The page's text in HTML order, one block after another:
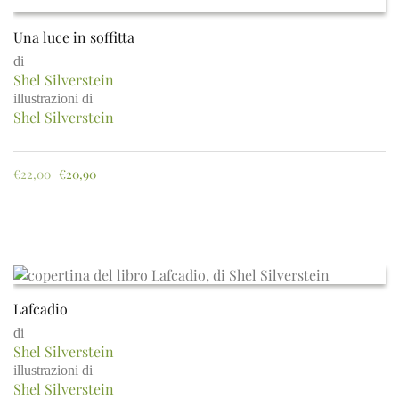
Una luce in soffitta
di
Shel Silverstein
illustrazioni di
Shel Silverstein
€22,00 €20,90
Lafcadio
di
Shel Silverstein
illustrazioni di
Shel Silverstein